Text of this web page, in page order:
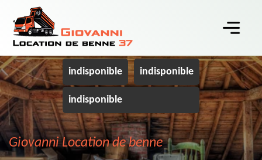
indisponible indisponible
indisponible
Giovanni Location de benne